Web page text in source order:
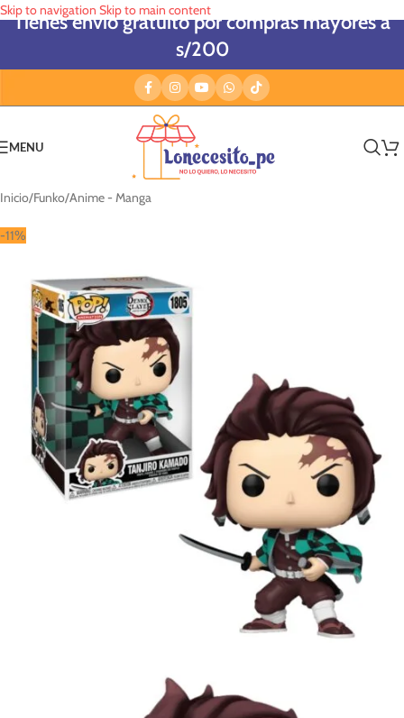
Skip to navigation Skip to main content
Tienes envío gratuito por compras mayores a
s/200
MENU
Inicio/Funko/Anime - Manga
-11%